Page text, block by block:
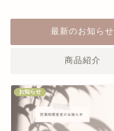
最新のお知らせ
商品紹介
お知らせ